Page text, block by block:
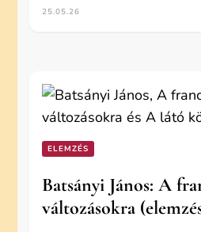
25.05.26
ELEMZÉS
Batsányi János: A
változásokra